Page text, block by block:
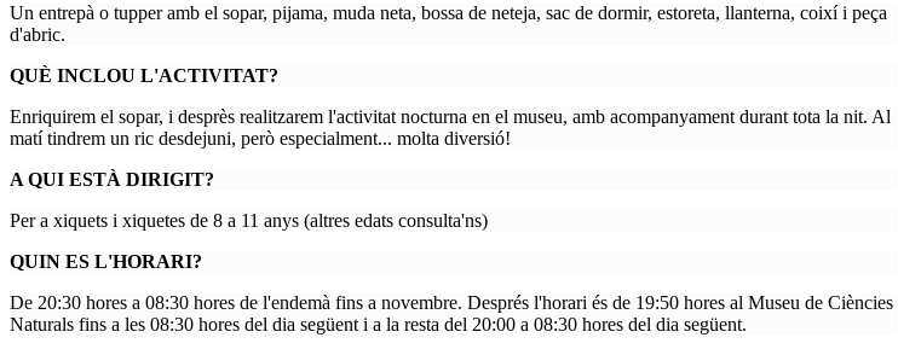
Un entrepà o tupper amb el sopar, pijama, muda neta, bossa de neteja, sac de dormir, estoreta, llanterna, coixí i peça
d'abric.
QUÈ INCLOU L'ACTIVITAT?
Enriquirem el sopar, i desprès realitzarem l'activitat nocturna en el museu, amb acompanyament durant tota la nit. Al
matí tindrem un ric desdejuni, però especialment... molta diversió!
A QUI ESTÀ DIRIGIT?
Per a xiquets i xiquetes de 8 a 11 anys (altres edats consulta'ns)
QUIN ES L'HORARI?
De 20:30 hores a 08:30 hores de l'endemà fins a novembre. Després l'horari és de 19:50 hores al Museu de Ciències
Naturals fins a les 08:30 hores del dia següent i a la resta del 20:00 a 08:30 hores del dia següent.